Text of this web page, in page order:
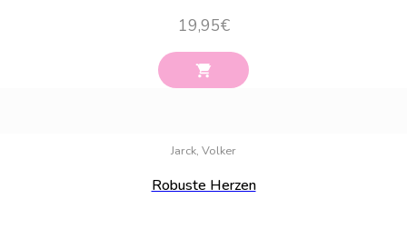
19,95€
Jarck, Volker
Robuste Herzen